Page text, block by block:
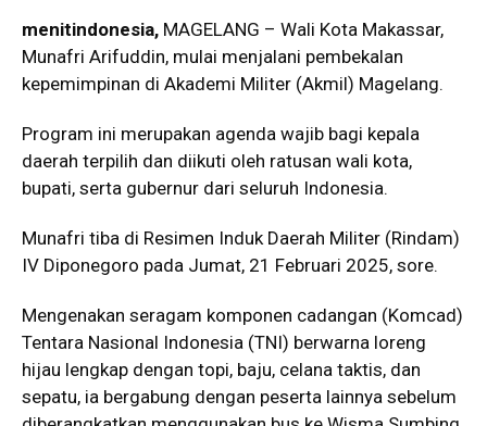
menitindonesia, MAGELANG – Wali Kota Makassar,
Munafri Arifuddin, mulai menjalani pembekalan
kepemimpinan di Akademi Militer (Akmil) Magelang.
Program ini merupakan agenda wajib bagi kepala
daerah terpilih dan diikuti oleh ratusan wali kota,
bupati, serta gubernur dari seluruh Indonesia.
Munafri tiba di Resimen Induk Daerah Militer (Rindam)
IV Diponegoro pada Jumat, 21 Februari 2025, sore.
Mengenakan seragam komponen cadangan (Komcad)
Tentara Nasional Indonesia (TNI) berwarna loreng
hijau lengkap dengan topi, baju, celana taktis, dan
sepatu, ia bergabung dengan peserta lainnya sebelum